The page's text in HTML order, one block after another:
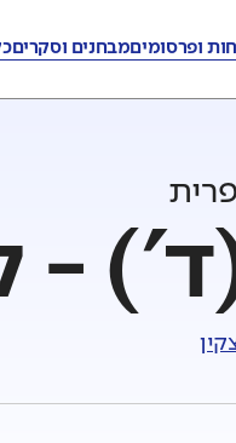
ופרסומיםמבחנים וסקרים
-